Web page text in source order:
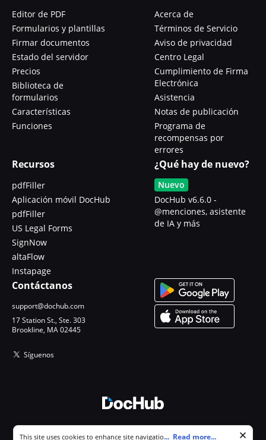
Editor de PDF
Formularios y plantillas
Firmar documentos
Estado del servidor
Precios
Biblioteca de
formularios
Características
Funciones
Acerca de
Términos de Servicio
Aviso de privacidad
Centro Legal
Cumplimiento de Firma
Electrónica
Asistencia
Notas de publicación
Programa de
recompensas por
errores
Recursos
pdfFiller
Aplicación móvil DocHub
pdfFiller
US Legal Forms
SignNow
altaFlow
Instapage
¿Qué hay de nuevo?
Nuevo
DocHub v6.6.0 -
@menciones, asistente
de IA y más
Contáctanos
support@dochub.com
17 Station St., Ste. 303
Brookline, MA 02445
Síguenos
Cookie consent notice
This site uses cookies to enhance site navigation and personalize
... Read more...